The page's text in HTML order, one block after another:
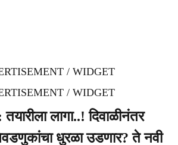
/ WIDGET
/ WIDGET
लागा..! दिवाळीनंतर
धुरळा उडणार? ते नवी